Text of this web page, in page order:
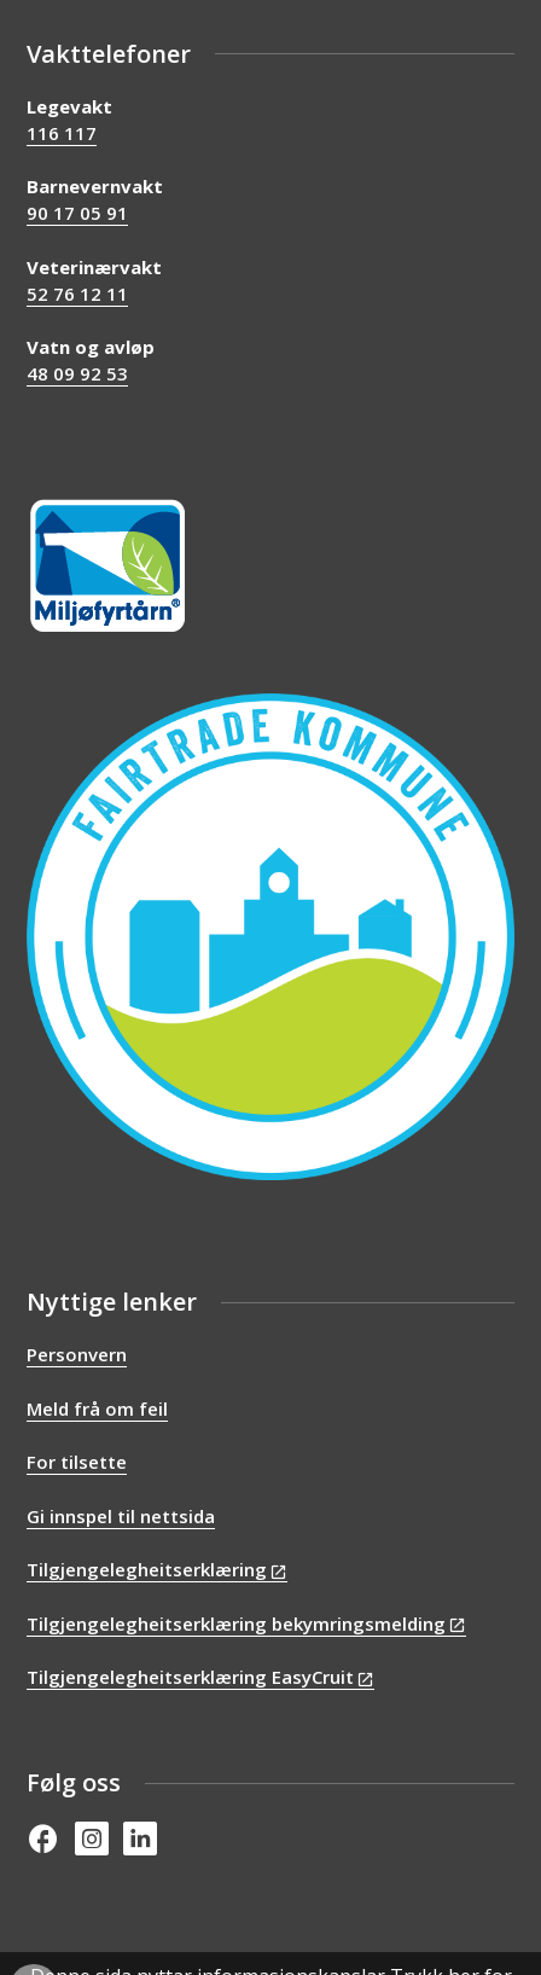
Vakttelefoner
Legevakt
116 117
Barnevernvakt
90 17 05 91
Veterinærvakt
52 76 12 11
Vatn og avløp
48 09 92 53
Nyttige lenker
Personvern
Meld frå om feil
For tilsette
Gi innspel til nettsida
Tilgjengelegheitserklæring
Tilgjengelegheitserklæring bekymringsmelding
Tilgjengelegheitserklæring EasyCruit
Følg oss
FacebookInstagramLinked in